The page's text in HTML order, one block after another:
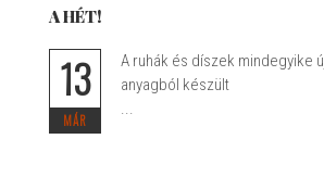
A HÉT!
13
MÁR
A ruhák és díszek mindegyike
anyagból készült
...